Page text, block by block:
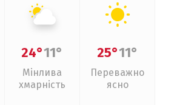
24°11°
Мінлива
хмарність
25°11°
Переважно
ясно